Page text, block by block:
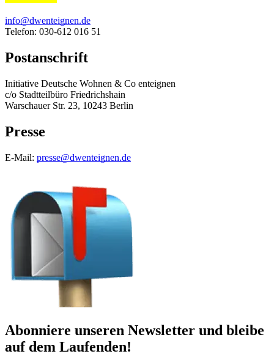
info@dwenteignen.de
Telefon: 030-612 016 51
Postanschrift
Initiative Deutsche Wohnen & Co enteignen
c/o Stadtteilbüro Friedrichshain
Warschauer Str. 23, 10243 Berlin
Presse
E-Mail: presse@dwenteignen.de
Abonniere unseren Newsletter und bleibe
auf dem Laufenden!